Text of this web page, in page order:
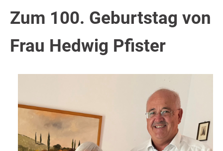
Zum 100. Geburtstag von
Frau Hedwig Pfister